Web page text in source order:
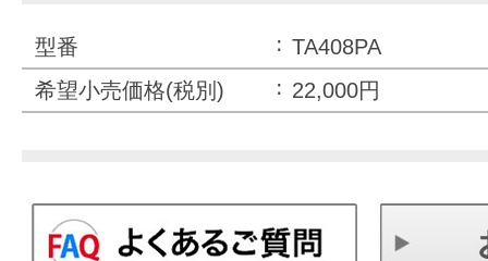
型番
TA408PA
希望小売価格(税別)
22,000円